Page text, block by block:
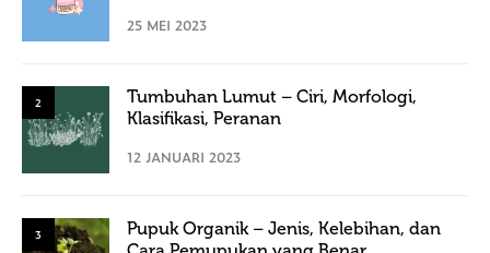
25 MEI 2023
2
Tumbuhan Lumut – Ciri, Morfologi,
Klasifikasi, Peranan
12 JANUARI 2023
3
Pupuk Organik – Jenis, Kelebihan, dan